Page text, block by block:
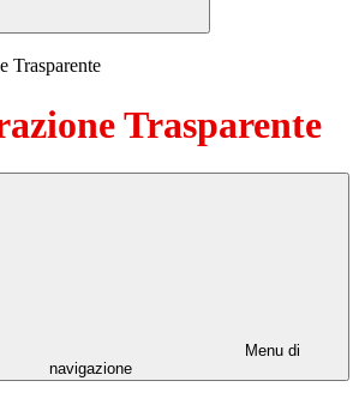
Trasparente
Trasparente
Menu di
navigazione